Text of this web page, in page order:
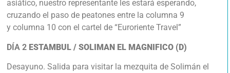
asiático, nuestro representante les estará esperando,
cruzando el paso de peatones entre la columna 9
y columna 10 con el cartel de “Euroriente Travel”
DÍA 2 ESTAMBUL / SOLIMAN EL MAGNIFICO (D)
Desayuno. Salida para visitar la mezquita de Solimán el